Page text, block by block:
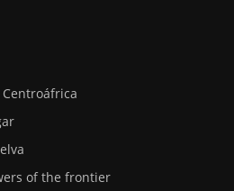
of the frontier